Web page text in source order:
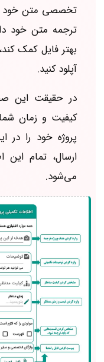
تخصصی متن خود
ترجمه متن خود
بهتر فایل کمک
آپلود کنید.
در حقیقت این
کیفیت و زمان
پروژه خود را در
ارسال، تمام این
می‌شود.